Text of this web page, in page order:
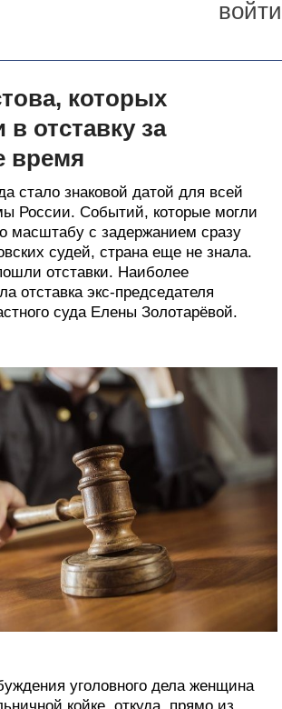
войти
которых
отставку за
время
стало знаковой датой для всей
России. Событий, которые могли
масштабу с задержанием сразу
судей, страна еще не знала.
отставки. Наиболее
отставка экс-председателя
суда Елены Золотарёвой.
уголовного дела женщина